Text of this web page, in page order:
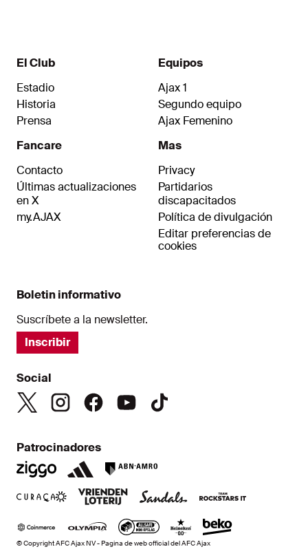
El Club
Estadio
Historia
Prensa
Fancare
Contacto
Últimas actualizaciones
en X
my.AJAX
Equipos
Ajax 1
Segundo equipo
Ajax Femenino
Mas
Privacy
Partidarios
discapacitados
Política de divulgación
Editar preferencias de
cookies
Boletin informativo
Suscríbete a la newsletter.
Inscribir
Social
Patrocinadores
© Copyright AFC Ajax NV - Pagina de web official del AFC Ajax